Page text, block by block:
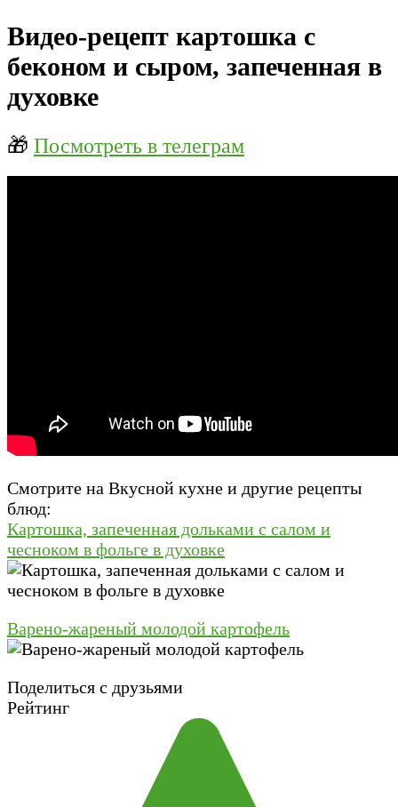
Видео-рецепт картошка с
беконом и сыром, запеченная в
духовке
🎁 Посмотреть в телеграм
Смотрите на Вкусной кухне и другие рецепты
блюд:
Картошка, запеченная дольками с салом и
чесноком в фольге в духовке
Варено-жареный молодой картофель
Поделиться с друзьями
Рейтинг